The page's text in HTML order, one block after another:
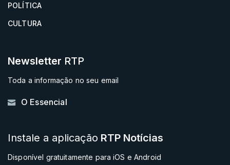
POLÍTICA
CULTURA
Newsletter RTP
Toda a informação no seu email
O Essencial
Instale a aplicação RTP Notícias
Disponível gratuitamente para iOS e Android